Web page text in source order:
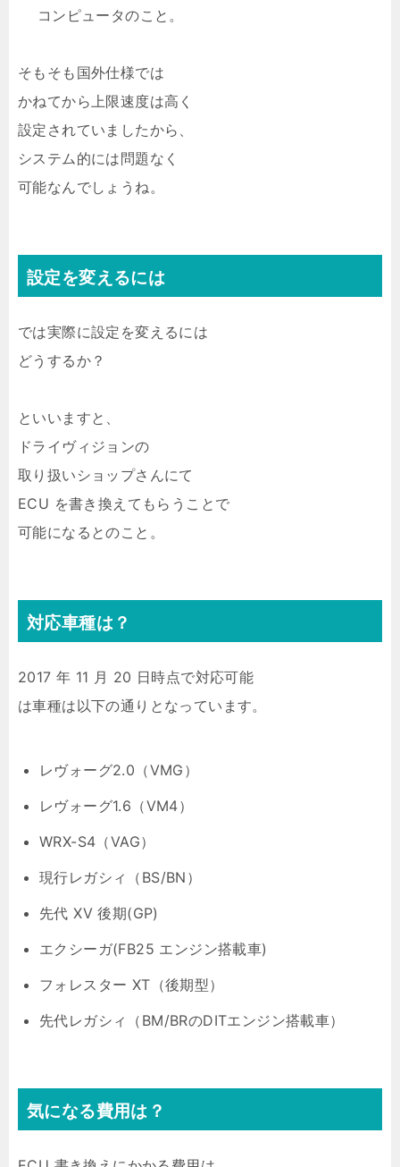
コンピュータのこと。
そもそも国外仕様では
かねてから上限速度は高く
設定されていましたから、
システム的には問題なく
可能なんでしょうね。
設定を変えるには
では実際に設定を変えるには
どうするか？
といいますと、
ドライヴィジョンの
取り扱いショップさんにて
ECU を書き換えてもらうことで
可能になるとのこと。
対応車種は？
2017 年 11 月 20 日時点で対応可能
は車種は以下の通りとなっています。
レヴォーグ2.0（VMG）
レヴォーグ1.6（VM4）
WRX-S4（VAG）
現行レガシィ（BS/BN）
先代 XV 後期(GP)
エクシーガ(FB25 エンジン搭載車)
フォレスター XT（後期型）
先代レガシィ（BM/BRのDITエンジン搭載車）
気になる費用は？